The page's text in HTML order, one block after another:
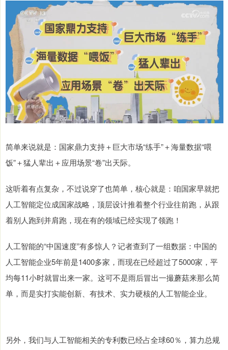
简单来说就是：国家鼎力支持＋巨大市场“练手”＋海量数据“喂
饭”＋猛人辈出＋应用场景“卷”出天际。
这听着有点复杂，不过说穿了也简单，核心就是：咱国家早就把
人工智能定位成国家战略，顶层设计推着整个行业往前跑，从跟
着别人跑到并肩跑，现在有的领域已经实现了领跑！
人工智能的“中国速度”有多惊人？记者查到了一组数据：中国的
人工智能企业5年前是1400多家，而现在已经超过了5000家，平
均每11小时就冒出来一家。这可不是雨后冒出一撮蘑菇来那么简
单，而是实打实能创新、有技术、实力硬核的人工智能企业。
另外，我们与人工智能相关的专利数已经占全球60％，算力总规